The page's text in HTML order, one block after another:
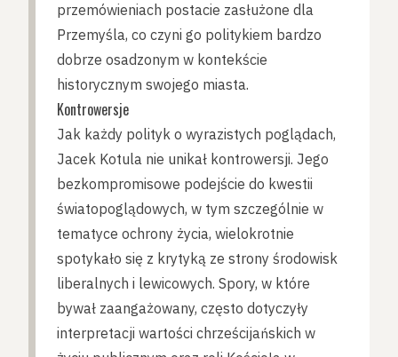
przemówieniach postacie zasłużone dla
Przemyśla, co czyni go politykiem bardzo
dobrze osadzonym w kontekście
historycznym swojego miasta.
Kontrowersje
Jak każdy polityk o wyrazistych poglądach,
Jacek Kotula nie unikał kontrowersji. Jego
bezkompromisowe podejście do kwestii
światopoglądowych, w tym szczególnie w
tematyce ochrony życia, wielokrotnie
spotykało się z krytyką ze strony środowisk
liberalnych i lewicowych. Spory, w które
bywał zaangażowany, często dotyczyły
interpretacji wartości chrześcijańskich w